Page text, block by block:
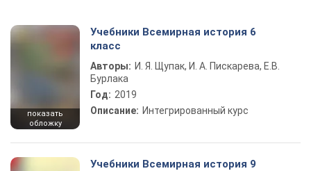
показать
обложку
Учебники Всемирная история 6
класс
Авторы: И. Я. Щупак, И. А. Пискарева, Е.В.
Бурлака
Год: 2019
Описание: Интегрированный курс
Учебники Всемирная история 9